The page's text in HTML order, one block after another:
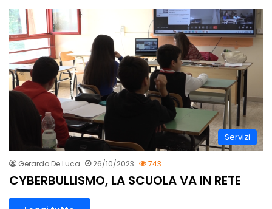
Servizi
Gerardo De Luca 26/10/2023 743
CYBERBULLISMO, LA SCUOLA VA IN RETE